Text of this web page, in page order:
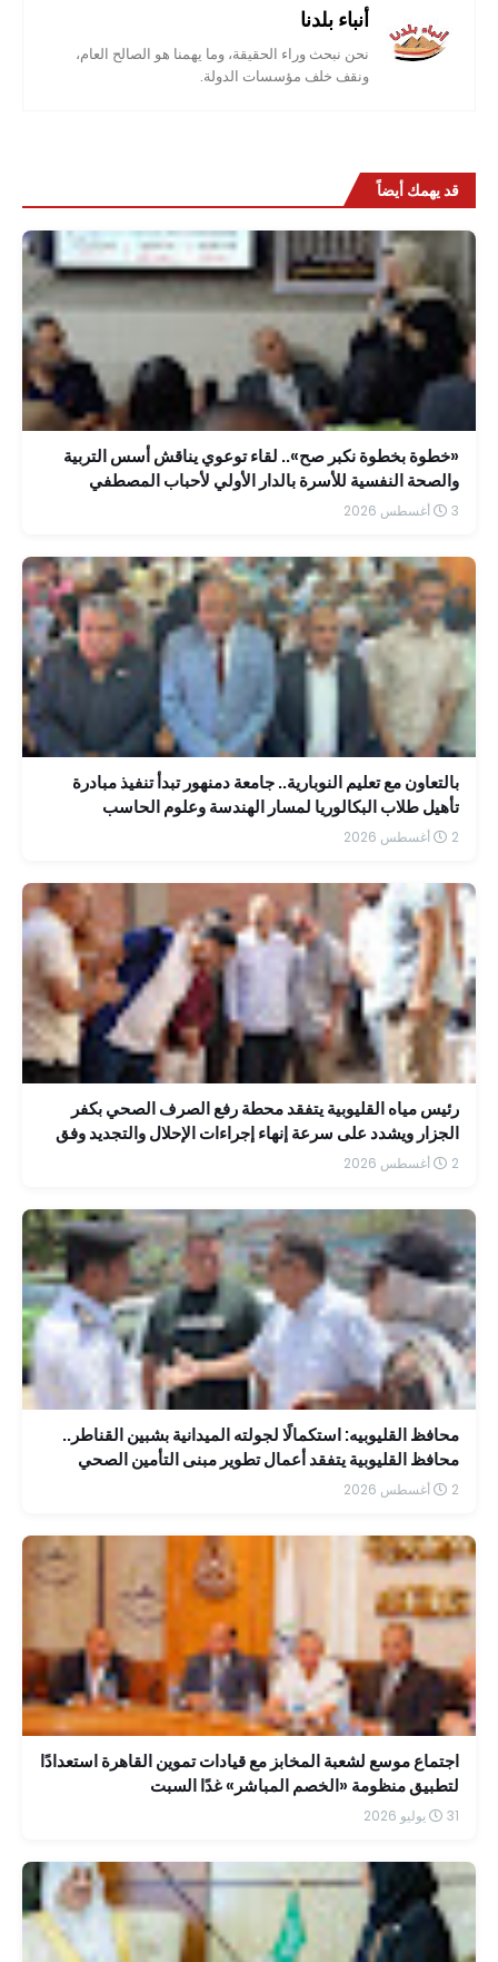
أنباء بلدنا
نحن نبحث وراء الحقيقة، وما يهمنا هو الصالح العام،
ونقف خلف مؤسسات الدولة.
قد يهمك أيضاً
«خطوة بخطوة نكبر صح».. لقاء توعوي يناقش أسس التربية
والصحة النفسية للأسرة بالدار الأولي لأحباب المصطفي
3 أغسطس 2026
بالتعاون مع تعليم النوبارية.. جامعة دمنهور تبدأ تنفيذ مبادرة
تأهيل طلاب البكالوريا لمسار الهندسة وعلوم الحاسب
2 أغسطس 2026
رئيس مياه القليوبية يتفقد محطة رفع الصرف الصحي بكفر
الجزار ويشدد على سرعة إنهاء إجراءات الإحلال والتجديد وفق
جدول زمني محدد
2 أغسطس 2026
محافظ القليوبيه: استكمالًا لجولته الميدانية بشبين القناطر..
محافظ القليوبية يتفقد أعمال تطوير مبنى التأمين الصحي
بمستشفى الشاملة
2 أغسطس 2026
اجتماع موسع لشعبة المخابز مع قيادات تموين القاهرة استعدادًا
لتطبيق منظومة «الخصم المباشر» غدًا السبت
31 يوليو 2026